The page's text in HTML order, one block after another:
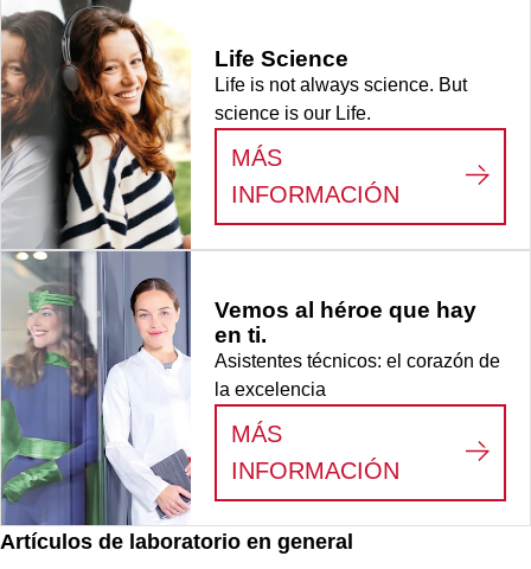
Artículos de laboratorio en general
Life Science
Life is not always science. But
science is our Life.
MÁS
INFORMACIÓN
LIFE
Vemos al héroe que hay
en ti.
Asistentes técnicos: el corazón de
la excelencia
MÁS
INFORMACIÓN
VEMOS